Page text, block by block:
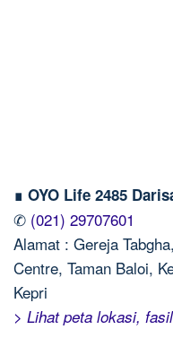
∎ OYO Life 2485
✆ (021) 29707601
Alamat : Gereja
Centre, Taman Baloi,
Kepri
> Lihat peta lokasi,